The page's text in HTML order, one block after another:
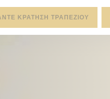
ΚΡΆΤΗΣΗ ΤΡΑΠΕΖΙΟΎ